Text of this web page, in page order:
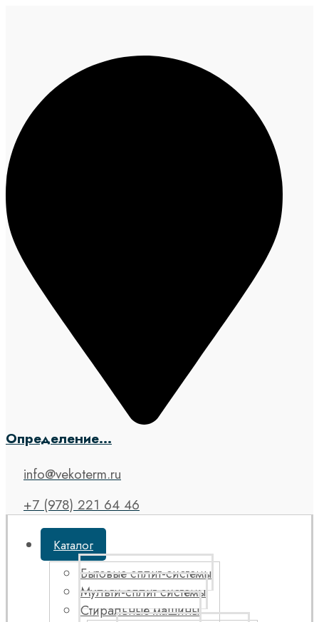
Определение...
info@vekoterm.ru
+7 (978) 221 64 46
Каталог
Бытовые сплит-системы
Мульти-сплит системы
Стиральные машины